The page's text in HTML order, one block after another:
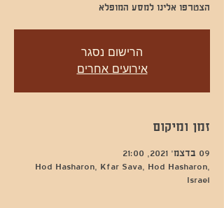
הצטרפו אלינו למסע המופלא
הרישום נסגר
אירועים אחרים
זמן ומיקום
09 בדצמ׳ 2021, 21:00
Hod Hasharon, Kfar Sava, Hod Hasharon,
Israel